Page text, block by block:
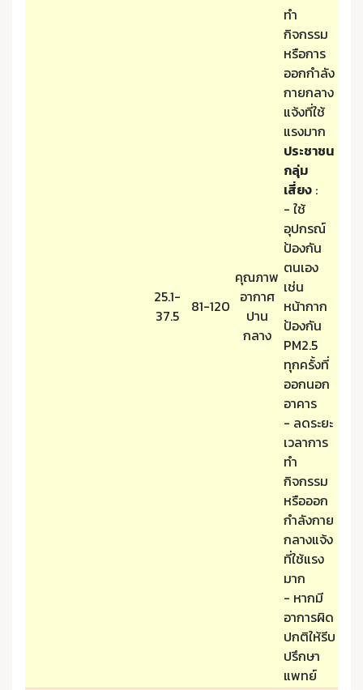
25.1-
37.5
81-120
คุณภาพ
อากาศ
ปาน
กลาง
ทำ
กิจกรรม
หรือการ
ออกกำลัง
กายกลาง
แจ้งที่ใช้
แรงมาก
ประชาชน
กลุ่ม
เสี่ยง :
- ใช้
อุปกรณ์
ป้องกัน
ตนเอง
เช่น
หน้ากาก
ป้องกัน
PM2.5
ทุกครั้งที่
ออกนอก
อาคาร
- ลดระยะ
เวลาการ
ทำ
กิจกรรม
หรือออก
กำลังกาย
กลางแจ้ง
ที่ใช้แรง
มาก
- หากมี
อาการผิด
ปกติให้รีบ
ปรึกษา
แพทย์